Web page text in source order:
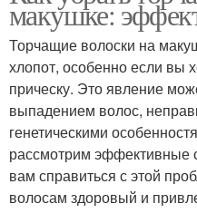
макушке:
Торчащие волоски на
хлопот, особенно если вы
прическу. Это явление
выпадением волос,
генетическими
рассмотрим эффективные
вам справиться с этой
волосам здоровый и